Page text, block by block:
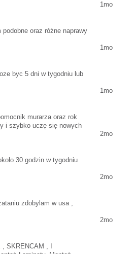
1mo
podobne oraz różne naprawy
1mo
byc 5 dni w tygodniu lub
1mo
murarza oraz rok
i szybko uczę się nowych
2mo
30 godzin w tygodniu
2mo
zdobylam w usa ,
2mo
SKRENCAM , I